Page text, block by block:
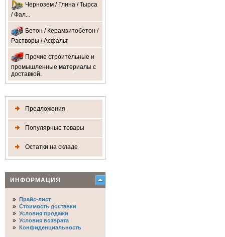
Чернозем / Глина / Тырса
/ Фал...
Бетон / Керамзитобетон /
Растворы / Асфальт
Прочие строительные и
промышленные материалы с
доставкой.
Предложения
Популярные товары
Остатки на складе
ИНФОРМАЦИЯ
» Прайс-лист
» Стоимость доставки
» Условия продажи
» Условия возврата
» Конфиденциальность